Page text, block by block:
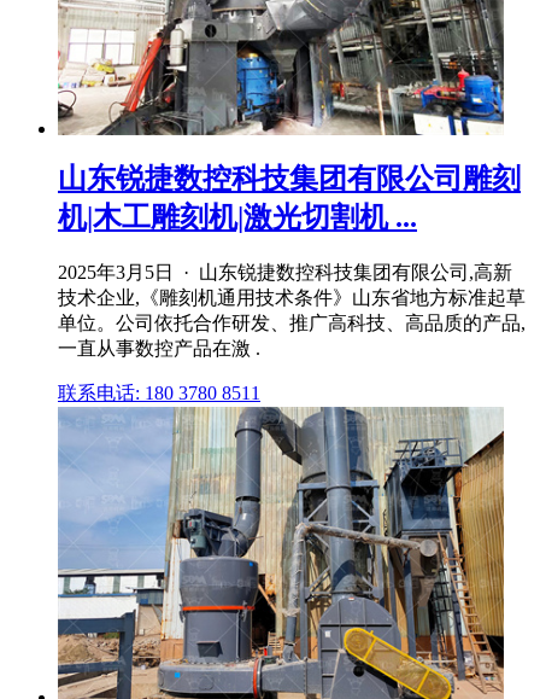
山东锐捷数控科技集团有限公司雕刻
机|木工雕刻机|激光切割机 ...
2025年3月5日 · 山东锐捷数控科技集团有限公司,高新
技术企业,《雕刻机通用技术条件》山东省地方标准起草
单位。公司依托合作研发、推广高科技、高品质的产品,
一直从事数控产品在激 .
联系电话: 180 3780 8511